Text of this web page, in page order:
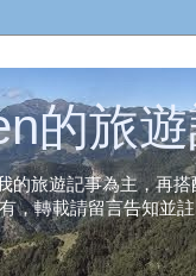
的旅
的旅遊記事為主，再
，轉載請留言告知並